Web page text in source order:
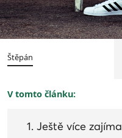
Štěpán
V tomto článku:
Ještě více